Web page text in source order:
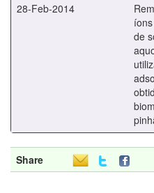
28-Feb-2014
de
Share